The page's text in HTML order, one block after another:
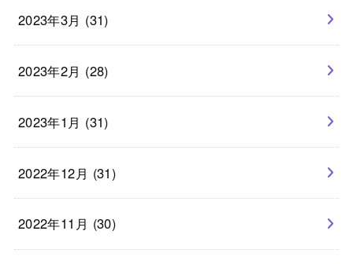
2023年3月 (31)
2023年2月 (28)
2023年1月 (31)
2022年12月 (31)
2022年11月 (30)